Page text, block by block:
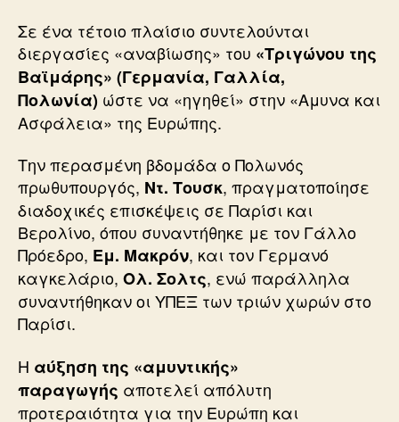
Σε ένα τέτοιο πλαίσιο συντελούνται
διεργασίες «αναβίωσης» του «Τριγώνου της
Βαϊμάρης» (Γερμανία, Γαλλία,
Πολωνία) ώστε να «ηγηθεί» στην «Αμυνα και
Ασφάλεια» της Ευρώπης.
Την περασμένη βδομάδα ο Πολωνός
πρωθυπουργός, Ντ. Τουσκ, πραγματοποίησε
διαδοχικές επισκέψεις σε Παρίσι και
Βερολίνο, όπου συναντήθηκε με τον Γάλλο
Πρόεδρο, Εμ. Μακρόν, και τον Γερμανό
καγκελάριο, Ολ. Σολτς, ενώ παράλληλα
συναντήθηκαν οι ΥΠΕΞ των τριών χωρών στο
Παρίσι.
Η αύξηση της «αμυντικής»
παραγωγής αποτελεί απόλυτη
προτεραιότητα για την Ευρώπη και